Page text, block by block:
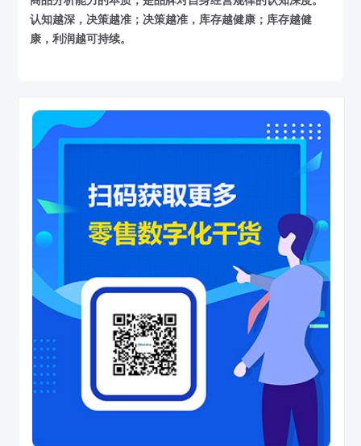
认知越深，决策越准；决策越准，库存越健康；库存越健
康，利润越可持续。